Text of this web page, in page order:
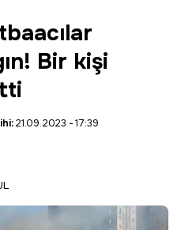
Bir kişi
21.09.2023 - 17:39